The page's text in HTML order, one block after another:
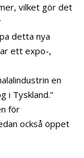
vilket gör det
detta nya
ett expo-,
en
i Tyskland.”
för
också öppet